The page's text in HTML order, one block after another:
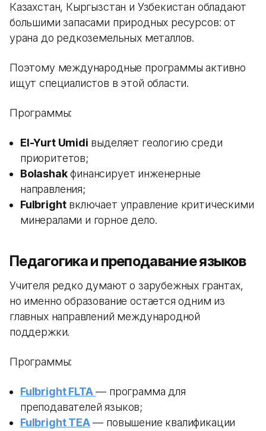
Казахстан, Кыргызстан и Узбекистан обладают
большими запасами природных ресурсов: от
урана до редкоземельных металлов.
Поэтому международные программы активно
ищут специалистов в этой области.
Программы:
El-Yurt Umidi выделяет геологию среди
приоритетов;
Bolashakфинансирует инженерные
направления;
Fulbrightвключает управление критическими
минералами и горное дело.
Педагогика и преподавание языков
Учителя редко думают о зарубежных грантах,
но именно образование остается одним из
главных направлений международной
поддержки.
Программы:
Fulbright FLTA — программа для
преподавателей языков;
Fulbright TEA— повышение квалификации